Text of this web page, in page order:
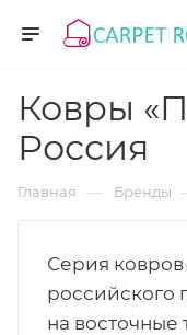
Ковры
Россия
Главная — Бренды
Серия ковров
российского
на